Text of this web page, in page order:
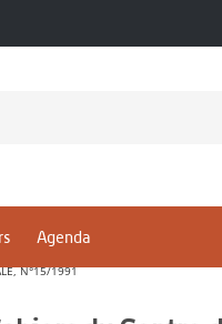
Agenda
N°15/1991